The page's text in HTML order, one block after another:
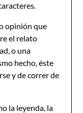
opinión que
el relato
o una
hecho, éste
y de correr de
la leyenda, la